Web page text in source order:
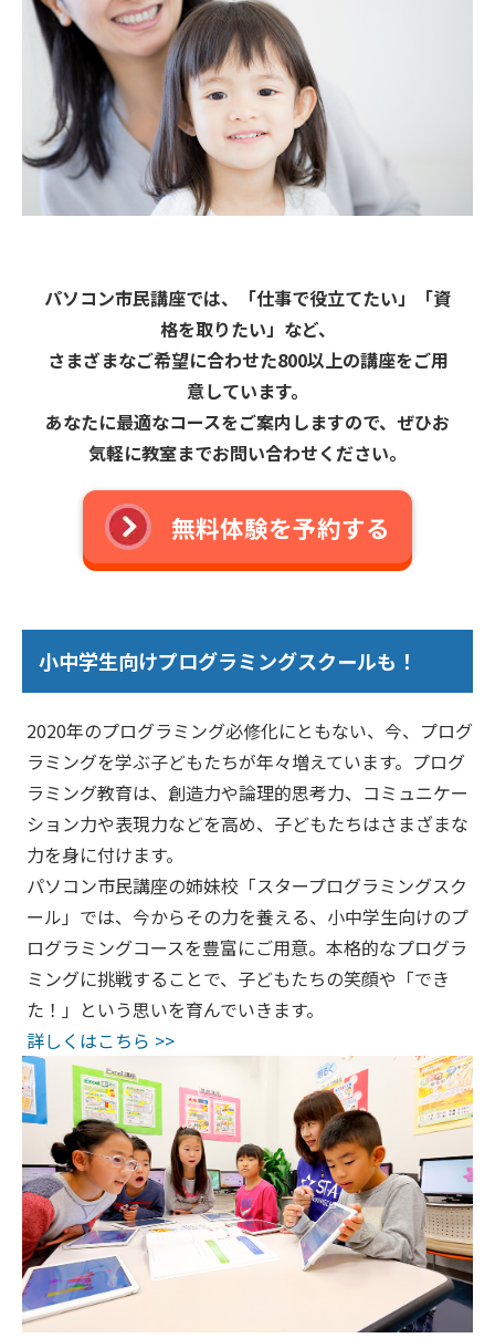
パソコン市民講座では、「仕事で役立てたい」「資
格を取りたい」など、
さまざまなご希望に合わせた800以上の講座をご用
意しています。
あなたに最適なコースをご案内しますので、ぜひお
気軽に教室までお問い合わせください。
無料体験を予約する
小中学生向けプログラミングスクールも！
2020年のプログラミング必修化にともない、今、プログ
ラミングを学ぶ子どもたちが年々増えています。プログ
ラミング教育は、創造力や論理的思考力、コミュニケー
ション力や表現力などを高め、子どもたちはさまざまな
力を身に付けます。
パソコン市民講座の姉妹校「スタープログラミングスク
ール」では、今からその力を養える、小中学生向けのプ
ログラミングコースを豊富にご用意。本格的なプログラ
ミングに挑戦することで、子どもたちの笑顔や「でき
た！」という思いを育んでいきます。
詳しくはこちら >>